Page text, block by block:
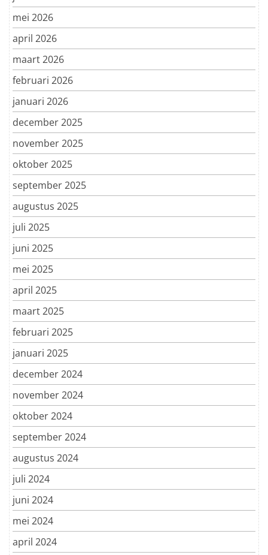
mei 2026
april 2026
maart 2026
februari 2026
januari 2026
december 2025
november 2025
oktober 2025
september 2025
augustus 2025
juli 2025
juni 2025
mei 2025
april 2025
maart 2025
februari 2025
januari 2025
december 2024
november 2024
oktober 2024
september 2024
augustus 2024
juli 2024
juni 2024
mei 2024
april 2024